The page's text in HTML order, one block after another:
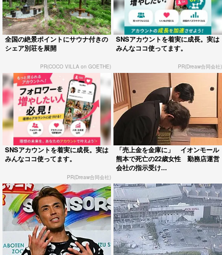
全国の絶景ポイントにサウナ付きの
シェア別荘を展開
PR(COCO VILLA on GOETHE)
SNSアカウントを着実に成長。実は
みんなココ使ってます。
PR(Dreaw合同会社)
SNSアカウントを着実に成長。実は
みんなココ使ってます。
PR(Dreaw合同会社)
「売上金を金庫に」 イオンモール
熊本で死亡の22歳女性 勤務店運営
会社の指示受け...